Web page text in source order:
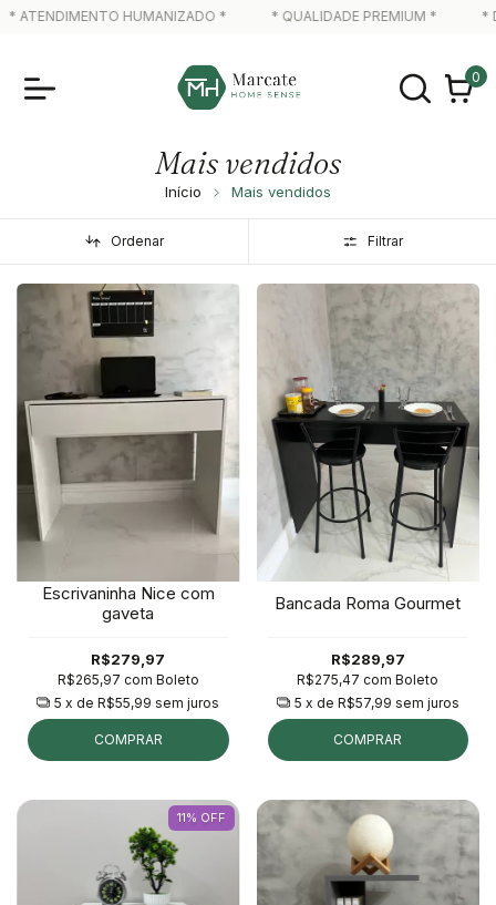
HUMANIZADO * * QUALIDADE PREMIUM * *
0
Mais vendidos
Início Mais vendidos
Ordenar Filtrar
Escrivaninha Nice com
gaveta
R$279,97
R$265,97 com Boleto
5 x deR$55,99 sem juros
COMPRAR
Bancada Roma Gourmet
R$289,97
R$275,47com Boleto
5 x de R$57,99 sem juros
COMPRAR
11% OFF